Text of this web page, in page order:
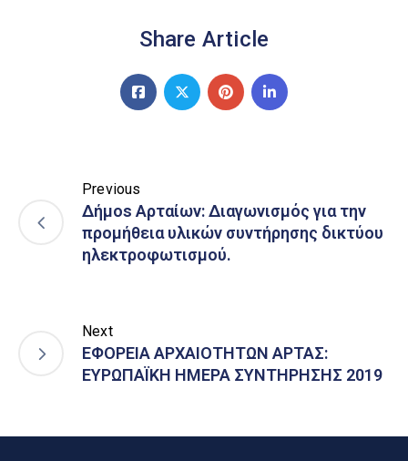
Share Article
Previous
Δήμοs Αρταίων: Διαγωνισμός για την
προμήθεια υλικών συντήρησης δικτύου
ηλεκτροφωτισμού.
Next
ΕΦΟΡΕΙΑ ΑΡΧΑΙΟΤΗΤΩΝ ΑΡΤΑΣ:
ΕΥΡΩΠΑΪΚΗ ΗΜΕΡΑ ΣΥΝΤΗΡΗΣΗΣ 2019